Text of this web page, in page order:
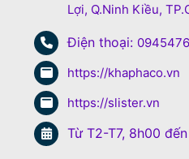
Lợi, Q.Ninh Kiều,
Điện thoại:
https://khaphaco.vn
https://slister.vn
Từ T2-T7, 8h00